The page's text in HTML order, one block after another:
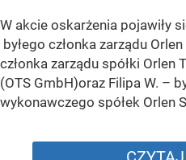
W akcie oskarżenia pojawiły
byłego członka zarządu
członka zarządu spółki Orlen
(OTS GmbH)oraz Filipa W. –
wykonawczego spółek Orlen